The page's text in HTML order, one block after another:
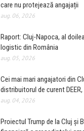
care nu protejează angajații
aug. 06, 2026
Raport: Cluj-Napoca, al
logistic din România
aug. 05, 2026
Cei mai mari angajatori din
distribuitorul de curent
aug. 04, 2026
Proiectul Trump de la Cluj și